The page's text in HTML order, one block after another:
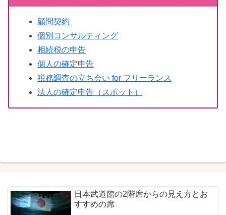
顧問契約
個別コンサルティング
相続税の申告
個人の確定申告
税務調査の立ち会い for フリーランス
法人の確定申告（スポット）
日本武道館の2階席からの見え方とお
すすめの席